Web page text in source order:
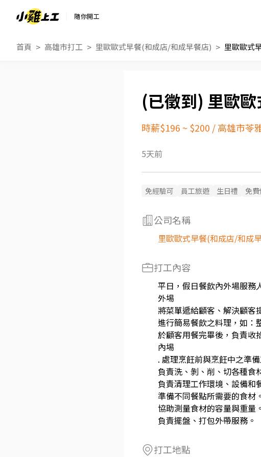
隨你開工
首頁 高雄市打工 里歐歐式早餐(和成店/和成早餐店) 里歐歐式
里歐
時薪$196 ~ $200 /高雄市苓
5天前
免經驗可 員工旅遊 生日禮 免
公司名稱
里歐歐式早餐(和成店/和成
打工內容
平日，假日餐飲內外場服務
外埸
將菜單遞給顧客、解決顧客
進行簡易餐飲之料理，如：
於顧客用餐完畢後，負責收
內埸
. 處理烹飪前與烹飪中之準
負責洗、剝、削、切各種食
負責清理工作環境、設備和
準備不同餐點所需要的食材。
協助測量食材的容量與重量。
負責擺盤、打包外帶服務。
打工地點